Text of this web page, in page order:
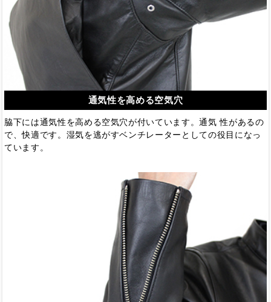
通気性を高める空気穴
脇下には通気性を高める空気穴が付いています。通気 性があるの
で、快適です。湿気を逃がすベンチレーターとしての役目になっ
ています。